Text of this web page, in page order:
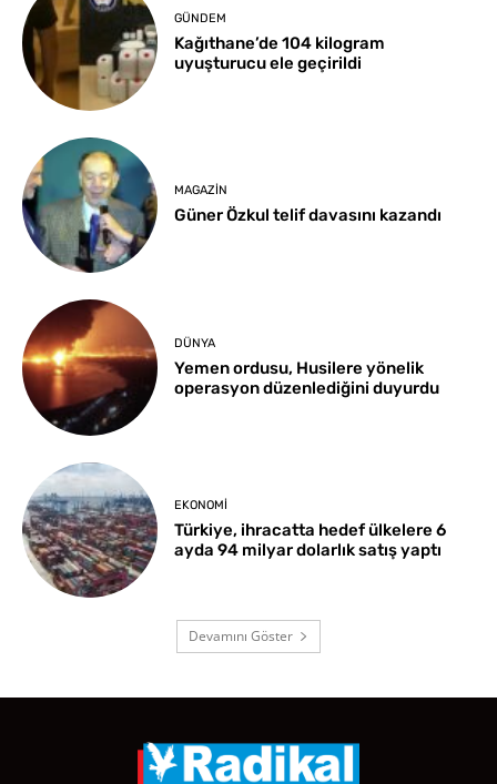
GÜNDEM
Kağıthane’de 104 kilogram
uyuşturucu ele geçirildi
MAGAZIN
Güner Özkul telif davasını kazandı
DÜNYA
Yemen ordusu, Husilere yönelik
operasyon düzenlediğini duyurdu
EKONOMI
Türkiye, ihracatta hedef ülkelere 6
ayda 94 milyar dolarlık satış yaptı
Devamını Göster